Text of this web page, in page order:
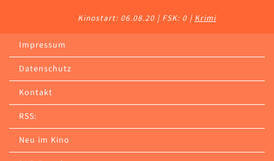
Kinostart: 06.08.20 | FSK: 0 | Krimi
Impressum
Datenschutz
Kontakt
RSS:
Neu im Kino